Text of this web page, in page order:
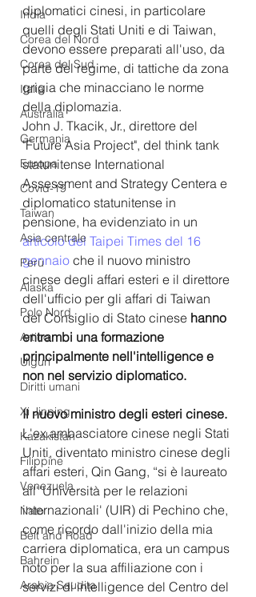
India
Corea del Nord
Corea del Sud
Italia
Australia
Germania
Europa
Covid-19
Taiwan
Asia centrale
Perù
Alaska
Polo Nord
Artico
Uiguri
Diritti umani
Xi Jinping
Kazakistan
Filippine
Venezuela
Nato
Belt and Road
Bahrein
Arabia Saudita
diplomatici cinesi, in particolare
quelli degli Stati Uniti e di Taiwan,
devono essere preparati all'uso, da
parte del regime, di tattiche da zona
grigia che minacciano le norme
della diplomazia.
John J. Tkacik, Jr., direttore del
"Future Asia Project", del think tank
statunitense International
Assessment and Strategy Centera e
diplomatico statunitense in
pensione, ha evidenziato in un
articolo del Taipei Times del 16
gennaio che il nuovo ministro
cinese degli affari esteri e il direttore
dell'ufficio per gli affari di Taiwan
del Consiglio di Stato cinese hanno
entrambi una formazione
principalmente nell'intelligence e
non nel servizio diplomatico.
Il nuovo ministro degli esteri cinese.
L'ex ambasciatore cinese negli Stati
Uniti, diventato ministro cinese degli
affari esteri, Qin Gang, “si è laureato
all''Università per le relazioni
internazionali' (UIR) di Pechino che,
come ricordo dall'inizio della mia
carriera diplomatica, era un campus
noto per la sua affiliazione con i
servizi di intelligence del Centro del